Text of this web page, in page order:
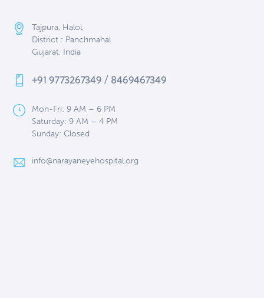
Tajpura, Halol,
District : Panchmahal
Gujarat, India
+91 9773267349 / 8469467349
Mon-Fri: 9 AM – 6 PM
Saturday: 9 AM – 4 PM
Sunday: Closed
info@narayaneyehospital.org